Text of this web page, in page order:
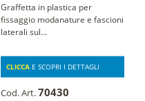
Graffetta in plastica per
fissaggio modanature e fascioni
laterali sul...
CLICCA E SCOPRI I DETTAGLI
Cod. Art.70430